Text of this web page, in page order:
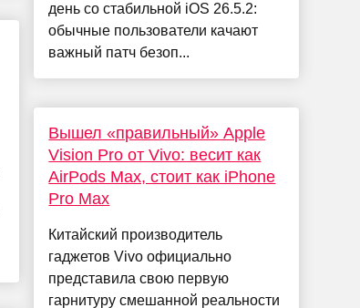
день со стабильной iOS 26.5.2:
обычные пользователи качают
важный патч безоп...
Вышел «правильный» Apple
Vision Pro от Vivo: весит как
AirPods Max, стоит как iPhone
Pro Max
Китайский производитель
гаджетов Vivo официально
представила свою первую
гарнитуру смешанной реальности